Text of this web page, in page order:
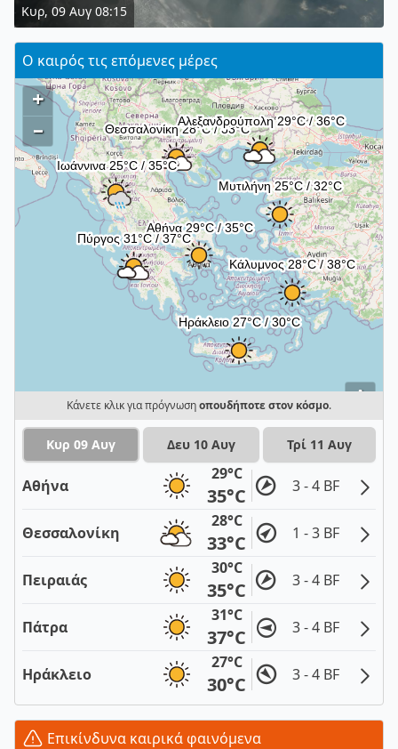
Κυρ, 09 Αυγ 08:15
Ο καιρός τις επόμενες μέρες
i
+
–
Κάνετε κλικ για πρόγνωσηοπουδήποτε στον κόσμο.
Κυρ 09 Αυγ Δευ 10 Αυγ Τρί 11 Αυγ
Αθήνα
29°C
35°C 3 - 4 BF
Θεσσαλονίκη
28°C
33°C 1 - 3 BF
Πειραιάς
30°C
35°C 3 - 4 BF
Πάτρα
31°C
37°C 3 - 4 BF
Ηράκλειο
27°C
30°C 3 - 4 BF
Επικίνδυνα καιρικά φαινόμενα